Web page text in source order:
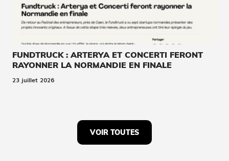
FUNDTRUCK : ARTERYA ET CONCERTI FERONT
RAYONNER LA NORMANDIE EN FINALE
23 juillet 2026
VOIR TOUTES